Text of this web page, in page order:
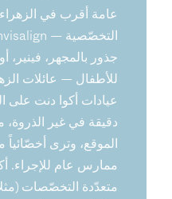
عامة أقرب في
جذور بالمجهر، فينير،
للأطفال — عائلات
دقيقة في غير
الموقع، وترى أخصّائياً
ممارس عام للإجراء.
متعدّدة التخصّصات